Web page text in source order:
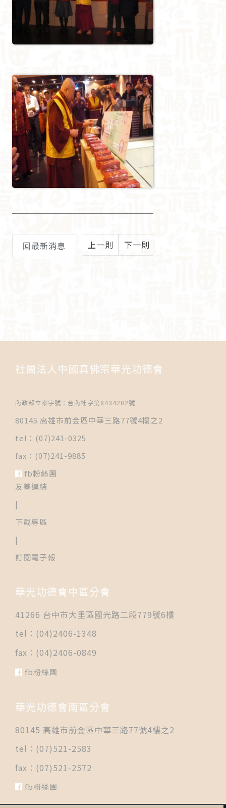
回最新消息 上一則 下一則
社團法人中國真佛宗華光功德會
內政部立案字號：台內社字第8434202號
80145 高雄市前金區中華三路77號4樓之2
tel：(07)241-0325
fax：(07)241-9885
fb粉絲團
友善連結
|
下載專區
|
訂閱電子報
華光功德會中區分會
41266 台中市大里區國光路二段779號6樓
tel：(04)2406-1348
fax：(04)2406-0849
fb粉絲團
華光功德會南區分會
80145 高雄市前金區中華三路77號4樓之2
tel：(07)521-2583
fax：(07)521-2572
fb粉絲團